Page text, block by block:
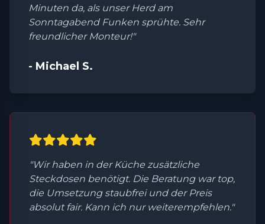
Minuten da, als unser Herd am
Sonntagabend Funken sprühte. Sehr
freundlicher Monteur!"
- Michael S.
"Wir haben in der Küche zusätzliche
Steckdosen benötigt. Die Beratung war top,
die Umsetzung staubfrei und der Preis
absolut fair. Kann ich nur weiterempfehlen."